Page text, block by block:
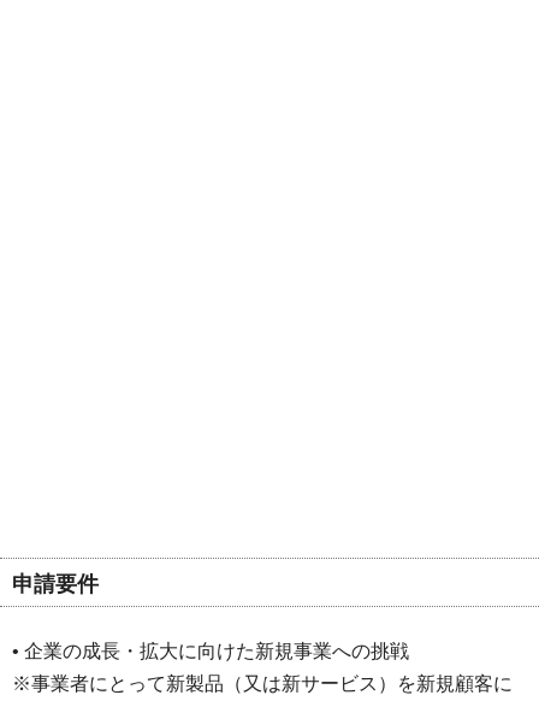
申請要件
• 企業の成長・拡大に向けた新規事業への挑戦
※事業者にとって新製品（又は新サービス）を新規顧客に